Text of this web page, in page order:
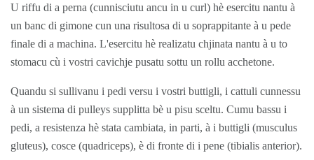
U riffu di a perna (cunnisciutu ancu in u curl) hè esercitu nantu à
un banc di gimone cun una risultosa di u soprappitante à u pede
finale di a machina. L'esercitu hè realizatu chjinata nantu à u to
stomacu cù i vostri cavichje pusatu sottu un rollu acchetone.
Quandu si sullivanu i pedi versu i vostri buttigli, i cattuli cunnessu
à un sistema di pulleys supplitta bè u pisu sceltu. Cumu bassu i
pedi, a resistenza hè stata cambiata, in parti, à i buttigli (musculus
gluteus), cosce (quadriceps), è di fronte di i pene (tibialis anterior).